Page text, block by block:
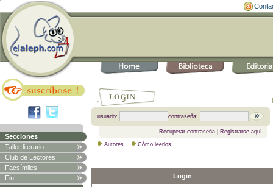
Secciones
Taller literario
Club de Lectores
Facsímiles
Fin
usuario: contraseña:
Recuperar contraseña Registrarse aquí
Autores Cómo leerlos
Login